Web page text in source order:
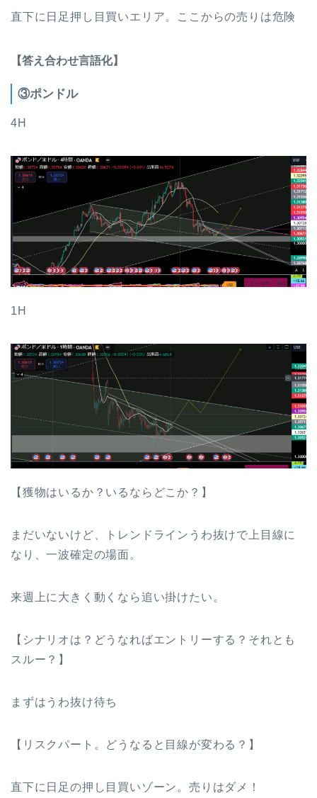
直下に日足押し目買いエリア。ここからの売りは危険
【答え合わせ言語化】
③ポンドル
4H
1H
【獲物はいるか？いるならどこか？】
まだいないけど、トレンドラインうわ抜けで上目線に
なり、一波確定の場面。
来週上に大きく動くなら追い掛けたい。
【シナリオは？どうなればエントリーする？それとも
スルー？】
まずはうわ抜け待ち
【リスクパート。どうなると目線が変わる？】
直下に日足の押し目買いゾーン。売りはダメ！